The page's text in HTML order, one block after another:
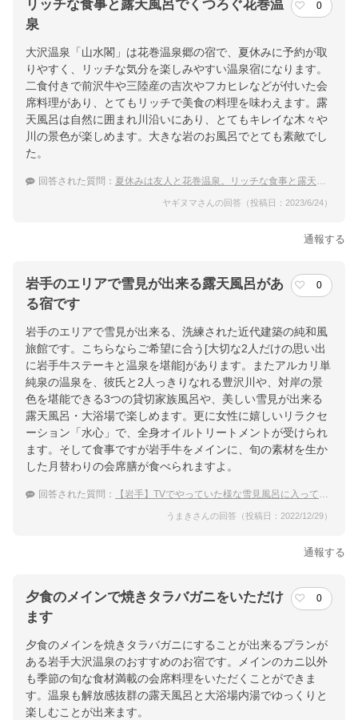
リッチな食事と露天風呂でくつろぐ花巻温
泉
0
大沢温泉「山水閣」は花巻温泉郷の宿で、夏休みに予約が取
りやすく、リッチな気分を楽しみやすい温泉宿になります。
二食付きで前沢牛や三陸産の吉次やフカヒレなどが付いた会
席料理があり、とてもリッチで美食の料理を味わえます。露
天風呂は自然に囲まれ川沿いにあり、とてもキレイな木々や
川の景色が楽しめます。大きな岩のお風呂でとても素敵でし
た。
回答された質問： 夏休みは友人と花巻温泉。リッチな食事と露天風呂を楽しめる宿は？
ヤギヌマさんの回答（投稿日：2023/6/24）
通報する
岩手のエリアで雪見が出来る露天風呂があ
る宿です
0
岩手のエリアで雪見が出来る、洗練された近代建築の純和風
旅館です。こちらならご希望に合う[大切な2人だけの思い出
に岩手牛ステーキと温泉を堪能]があります。またアルカリ単
純泉の温泉を、彼氏と2人っきりなれる豊沢川や、対岸の景
色を堪能できる3つの貸切家族風呂や、美しい雪見が出来る
露天風呂・大浴場で楽しめます。更に女性に嬉しいリラクセ
ーション「水心」で、全身オイルトリートメントが受けられ
ます。そして食事ですが岩手牛をメインに、旬の素材を生か
した月替わりの会席膳が食べられますよ。
回答された質問： 【岩手】TVでやっていた様な雪見風呂に入ってみたい！
うまきさんの回答（投稿日：2022/12/29）
通報する
夕食のメインで焼きタラバガニをいただけ
ます
0
夕食のメインを焼きタラバガニにすることが出来るプランが
ある岩手大沢温泉のおすすめのお宿です。メインのカニ以外
も季節の旬な食材満載の会席料理をいただくことができま
す。温泉も解放感抜群の露天風呂と大浴場内湯でゆっくりと
楽しむことが出来ます。